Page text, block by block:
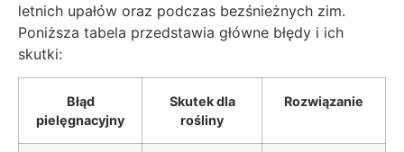
letnich upałów oraz podczas bezśnieżnych zim.
Poniższa tabela przedstawia główne błędy i ich
skutki:
Błąd
pielęgnacyjny
Skutek dla
rośliny
Rozwiązanie